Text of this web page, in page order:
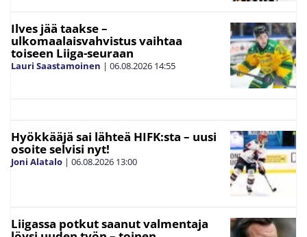
Ilves jää taakse –
ulkomaalaisvahvistus vaihtaa
toiseen Liiga-seuraan
Lauri Saastamoinen | 06.08.2026 14:55
Hyökkääjä sai lähteä HIFK:sta – uusi
osoite selvisi nyt!
Joni Alatalo | 06.08.2026 13:00
Liigassa potkut saanut valmentaja